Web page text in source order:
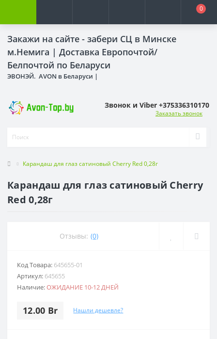
Закажи на сайте - забери СЦ в Минске
м.Немига | Доставка Европочтой/
Белпочтой по Беларуси
ЭВОНЭЙ. AVON в Беларуси |
0
Звонок и Viber +375336310170
Заказать звонок
Карандаш для глаз сатиновый Cherry Red 0,28г
Карандаш для глаз сатиновый Cherry
Red 0,28г
Отзывы: (0)
Код Товара: 645655-01
Артикул: 645655
Наличие:ОЖИДАНИЕ 10-12 ДНЕЙ
12.00 Br Нашли дешевле?